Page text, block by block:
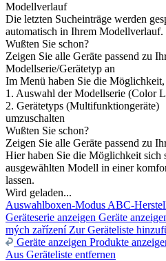
Modellverlauf
Die letzten Sucheinträge werden
automatisch in Ihrem Modellverlauf.
Wußten Sie schon?
Zeigen Sie alle Geräte passend zu
Modellserie/Gerätetyp an
Im Menü haben Sie die
1. Auswahl der Modellserie (Color
2. Gerätetyps (Multifunktiongeräte)
umzuschalten
Wußten Sie schon?
Zeigen Sie alle Geräte passend zu
Hier haben Sie die Möglichkeit sich
ausgewählten Modell in einer
lassen.
Wird geladen...
Auswahlboxen-Modus ABC-
Geräteserie anzeigen Geräte
mých zařízení Zur Geräteliste
Geräte anzeigen Produkte
Aus Geräteliste entfernen